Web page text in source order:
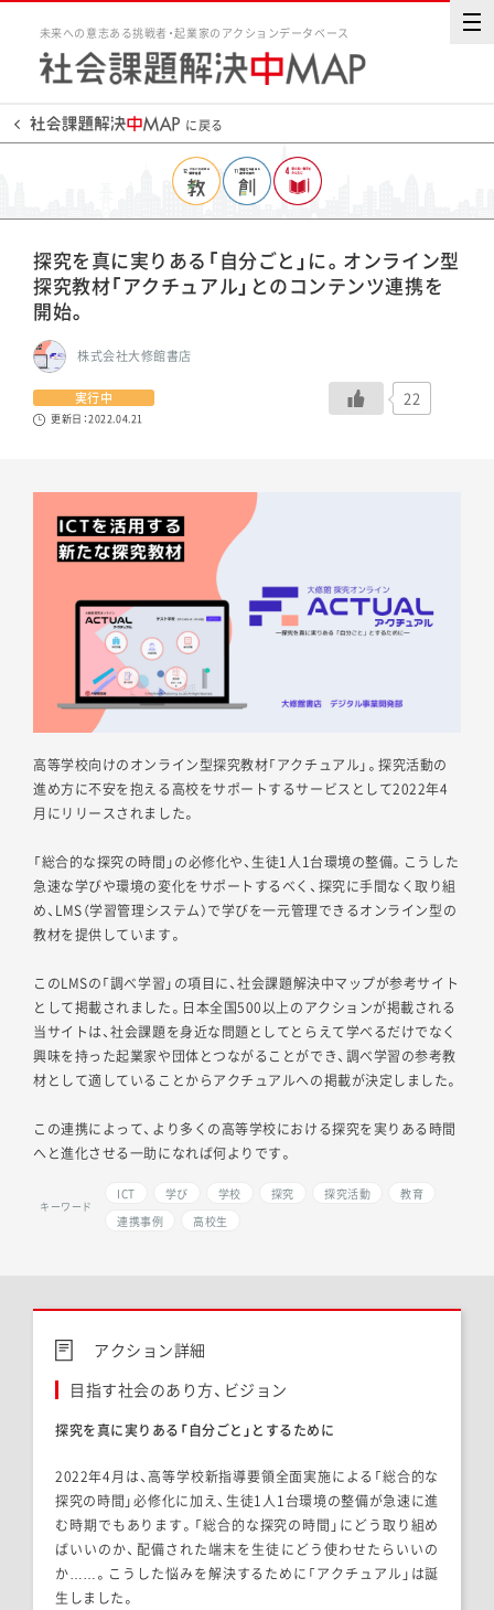
未来への意志ある挑戦者・起業家のアクションデータベース
に戻る
探究を真に実りある「自分ごと」に。オンライン型
探究教材「アクチュアル」とのコンテンツ連携を
開始。
株式会社大修館書店
実行中
更新日：2022.04.21
22
高等学校向けのオンライン型探究教材「アクチュアル」。探究活動の
進め方に不安を抱える高校をサポートするサービスとして2022年4
月にリリースされました。
「総合的な探究の時間」の必修化や、生徒1人1台環境の整備。こうした
急速な学びや環境の変化をサポートするべく、探究に手間なく取り組
め、LMS（学習管理システム）で学びを一元管理できるオンライン型の
教材を提供しています。
このLMSの「調べ学習」の項目に、社会課題解決中マップが参考サイト
として掲載されました。日本全国500以上のアクションが掲載される
当サイトは、社会課題を身近な問題としてとらえて学べるだけでなく
興味を持った起業家や団体とつながることができ、調べ学習の参考教
材として適していることからアクチュアルへの掲載が決定しました。
この連携によって、より多くの高等学校における探究を実りある時間
へと進化させる一助になれば何よりです。
キーワード
ICT 学び 学校 探究 探究活動
教育
連携事例
高校生
アクション詳細
目指す社会のあり方、ビジョン
探究を真に実りある「自分ごと」とするために
2022年4月は、高等学校新指導要領全面実施による「総合的な
探究の時間」必修化に加え、生徒1人1台環境の整備が急速に進
む時期でもあります。「総合的な探究の時間」にどう取り組め
ばいいのか、配備された端末を生徒にどう使わせたらいいの
か……。こうした悩みを解決するために「アクチュアル」は誕
生しました。